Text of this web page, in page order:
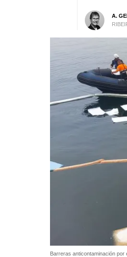
A.
Barreras anticontaminación por